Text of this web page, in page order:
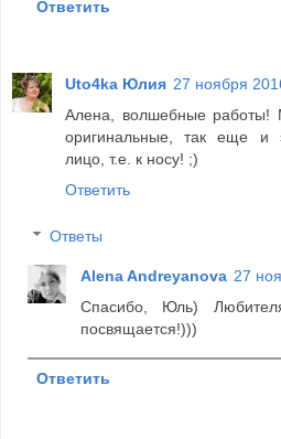
Ответить
Uto4ka Юлия 27 ноября
Алена, волшебные работы!
оригинальные, так еще и
лицо, т.е. к носу! ;)
Ответить
Ответы
Alena Andreyanova 27
Спасибо, Юль)
посвящается!)))
Ответить